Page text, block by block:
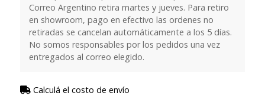
Correo Argentino retira martes y jueves. Para retiro
en showroom, pago en efectivo las ordenes no
retiradas se cancelan automáticamente a los 5 días.
No somos responsables por los pedidos una vez
entregados al correo elegido.
Calculá el costo de envío